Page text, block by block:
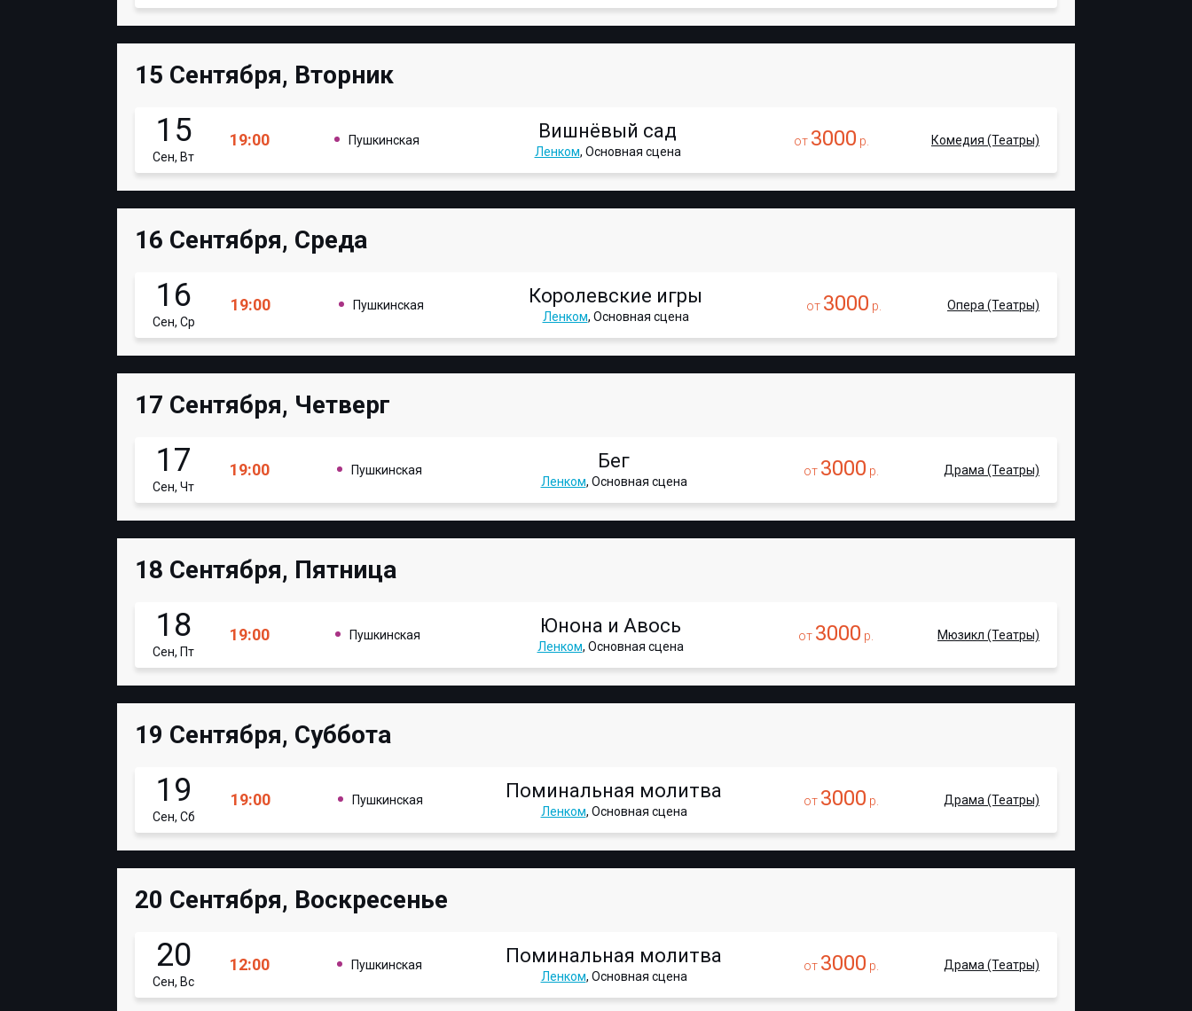
15 Сентября, Вторник
15
Сен, Вт
19:00 Пушкинская Вишнёвый сад
Ленком, Основная сцена
от 3000 р. Комедия (Театры)
16 Сентября, Среда
16
Сен, Ср
19:00 Пушкинская Королевские игры
Ленком, Основная сцена
от 3000 р. Опера (Театры)
17 Сентября, Четверг
17
Сен, Чт
19:00 Пушкинская Бег
Ленком, Основная сцена
от 3000 р. Драма (Театры)
18 Сентября, Пятница
18
Сен, Пт
19:00 Пушкинская Юнона и Авось
Ленком, Основная сцена
от 3000 р. Мюзикл (Театры)
19 Сентября, Суббота
19
Сен, Сб
19:00 Пушкинская Поминальная молитва
Ленком, Основная сцена
от 3000 р. Драма (Театры)
20 Сентября, Воскресенье
20
Сен, Вс
12:00 Пушкинская Поминальная молитва
Ленком, Основная сцена
от 3000 р. Драма (Театры)